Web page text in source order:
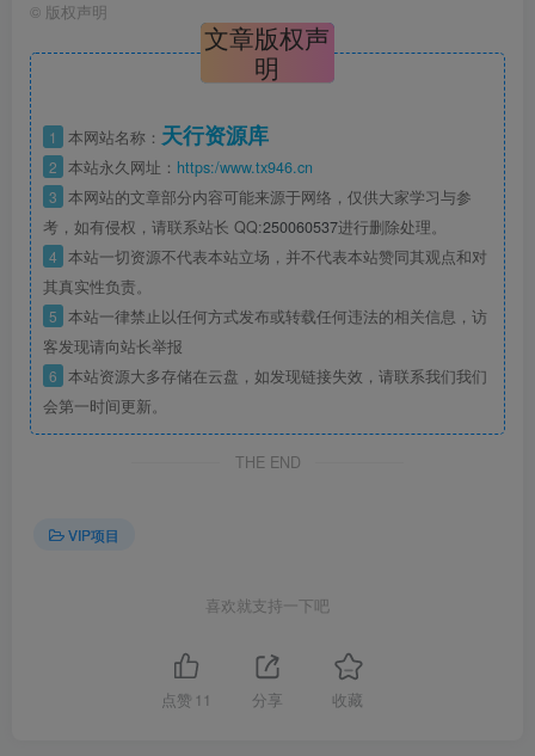
© 版权声明
文章版权声
明
1 本网站名称： 天行资源库
2 本站永久网址： https:/www.tx946.cn
3 本网站的文章部分内容可能来源于网络，仅供大家学习与参
考，如有侵权，请联系站长 QQ:250060537进行删除处理。
4 本站一切资源不代表本站立场，并不代表本站赞同其观点和对
其真实性负责。
5 本站一律禁止以任何方式发布或转载任何违法的相关信息，访
客发现请向站长举报
6 本站资源大多存储在云盘，如发现链接失效，请联系我们我们
会第一时间更新。
THE END
VIP项目
喜欢就支持一下吧
点赞 11 分享 收藏